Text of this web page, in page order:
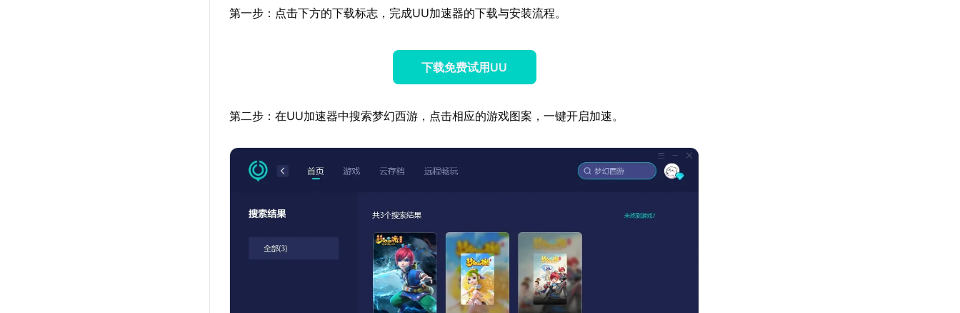
第一步：点击下方的下载标志，完成UU加速器的下载与安装流程。
下载免费试用UU
第二步：在UU加速器中搜索梦幻西游，点击相应的游戏图案，一键开启加速。